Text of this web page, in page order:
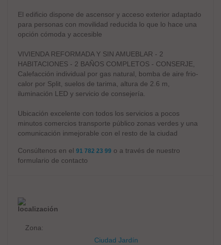
El edificio dispone de ascensor y acceso exterior adaptado
para personas con movilidad reducida lo que lo hace una
opción cómoda y accesible
VIVIENDA REFORMADA Y SIN AMUEBLAR - 2
HABITACIONES - 2 BAÑOS COMPLETOS - CONSERJE,
Calefacción individual por gas natural, bomba de aire frio-
calor por Split, suelos de tarima, altura de 2.6 m,
iluminación LED y servicio de consejería.
Ubicación excelente con todos los servicios a pocos
minutos comercios transporte público zonas verdes y una
comunicación inmejorable con el resto de la ciudad
Consúltenos en el 91 782 23 99 o a través de nuestro
formulario de contacto
localización
Zona:
Ciudad Jardín